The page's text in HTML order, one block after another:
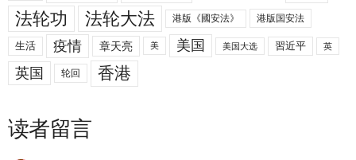
法轮功 法轮大法 港版《國安法》 港版国安法
生活 疫情 章天亮 美 美国 美国大选 習近平 英
英国 轮回 香港
读者留言